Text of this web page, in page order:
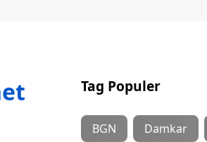
Tag Populer
BGN Damkar